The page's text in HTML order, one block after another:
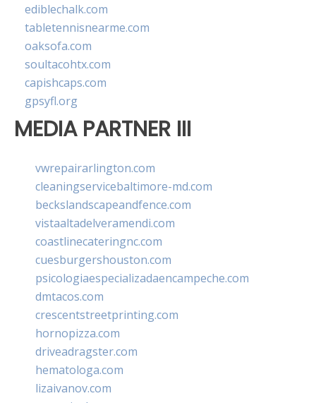
ediblechalk.com
tabletennisnearme.com
oaksofa.com
soultacohtx.com
capishcaps.com
gpsyfl.org
MEDIA PARTNER III
vwrepairarlington.com
cleaningservicebaltimore-md.com
beckslandscapeandfence.com
vistaaltadelveramendi.com
coastlinecateringnc.com
cuesburgershouston.com
psicologiaespecializadaencampeche.com
dmtacos.com
crescentstreetprinting.com
hornopizza.com
driveadragster.com
hematologa.com
lizaivanov.com